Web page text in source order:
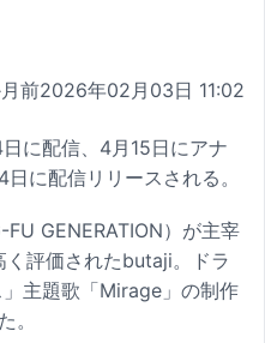
前2026年02月03日 11:02
に配信、4月15日にアナ
に配信リリースされる。
GENERATION）が主宰
評価されたbutaji。ドラ
主題歌「Mirage」の制作
。